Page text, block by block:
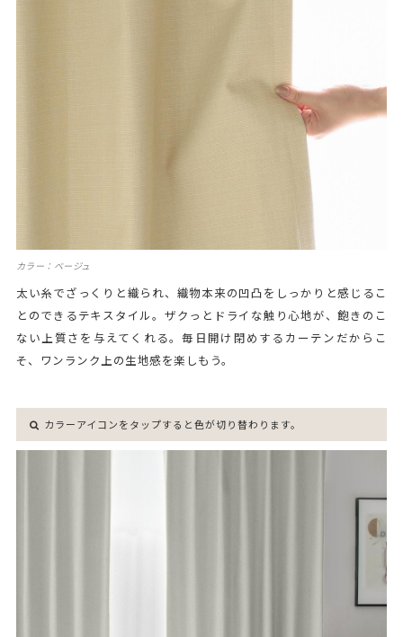
カラー：ベージュ
太い糸でざっくりと織られ、織物本来の凹凸をしっかりと感じるこ
とのできるテキスタイル。ザクっとドライな触り心地が、飽きのこ
ない上質さを与えてくれる。毎日開け閉めするカーテンだからこ
そ、ワンランク上の生地感を楽しもう。
カラーアイコンをタップすると色が切り替わります。